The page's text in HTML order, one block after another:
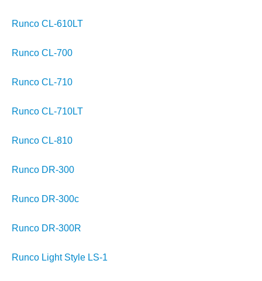
Runco CL-610LT
Runco CL-700
Runco CL-710
Runco CL-710LT
Runco CL-810
Runco DR-300
Runco DR-300c
Runco DR-300R
Runco Light Style LS-1